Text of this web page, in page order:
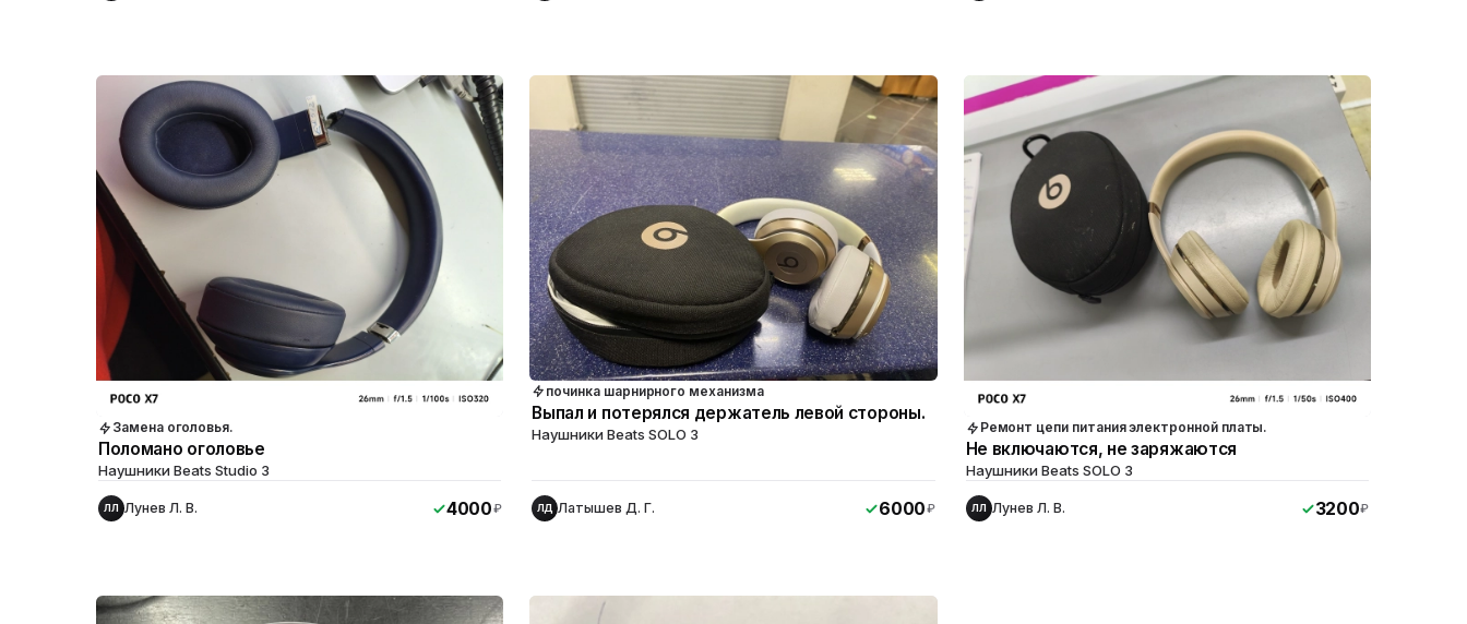
Замена оголовья.
Поломано оголовье
Наушники Beats Studio 3
ЛЛ Лунев Л. В. 4000₽
починка шарнирного механизма
Выпал и потерялся держатель левой стороны.
Наушники Beats SOLO 3
ЛД Латышев Д. Г. 6000₽
Ремонт цепи питания электронной платы.
Не включаются, не заряжаются
Наушники Beats SOLO 3
ЛЛ Лунев Л. В. 3200₽